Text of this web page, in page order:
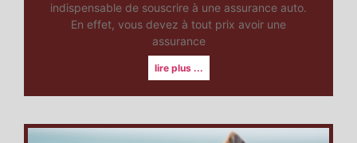
indispensable de souscrire à une assurance auto.
En effet, vous devez à tout prix avoir une
assurance
lire plus ...